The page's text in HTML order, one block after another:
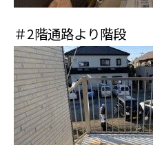
＃2階通路より階段